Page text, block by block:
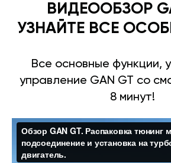
ВИДЕООБЗОР
УЗНАЙТЕ ВСЕ
Все основные функции,
управление GAN GT со
8 минут!